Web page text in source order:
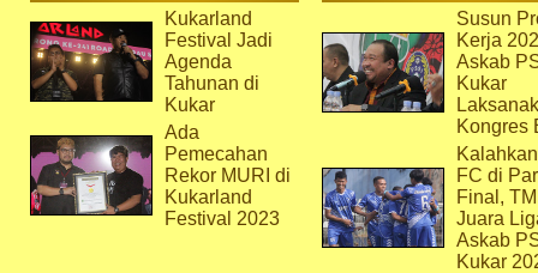
Kukarland
Festival Jadi
Agenda
Tahunan di
Kukar
Ada
Pemecahan
Rekor MURI di
Kukarland
Festival 2023
Susun
Kerja
Askab
Kukar
Kongres
FC di
Final,
Juara
Askab
Kukar